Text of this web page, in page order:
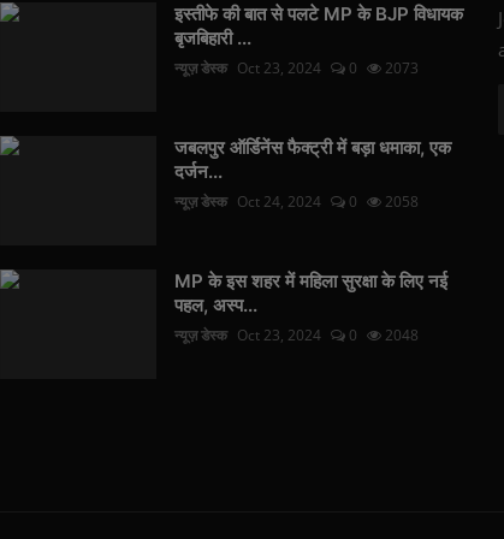
इस्तीफे की बात से पलटे MP के BJP विधायक
बृजबिहारी ...
न्यूज़ डेस्क Oct 23, 2024 0 2073
जबलपुर ऑर्डिनेंस फैक्ट्री में बड़ा धमाका, एक
दर्जन...
न्यूज़ डेस्क Oct 24, 2024 0 2058
MP के इस शहर में महिला सुरक्षा के लिए नई
पहल, अस्प...
न्यूज़ डेस्क Oct 23, 2024 0 2048